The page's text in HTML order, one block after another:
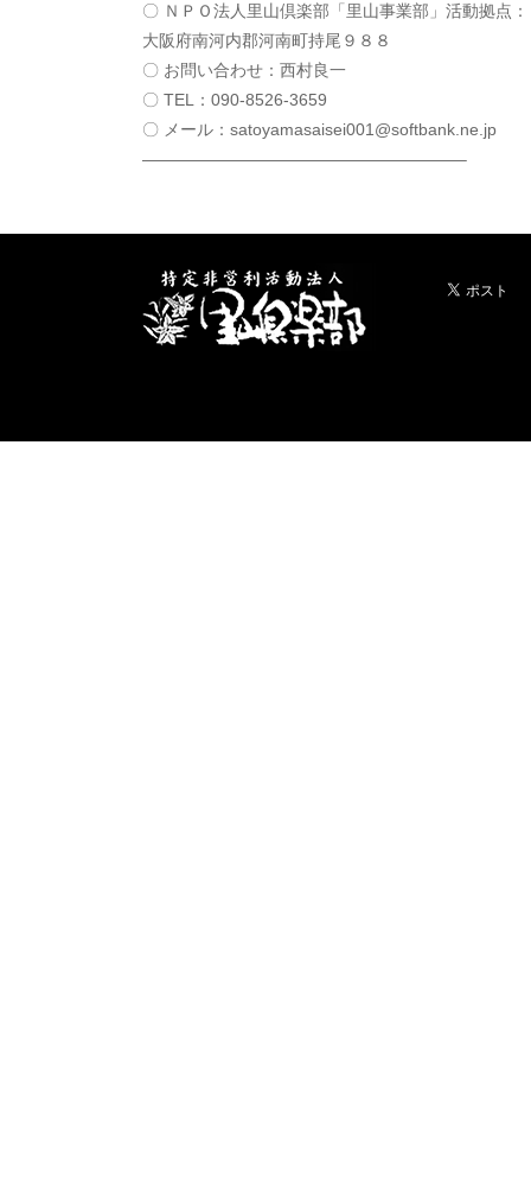
〇 ＮＰＯ法人里山倶楽部「里山事業部」活動拠点：
大阪府南河内郡河南町持尾９８８
〇 お問い合わせ：西村良一
〇 TEL：090-8526-3659
〇 メール：satoyamasaisei001@softbank.ne.jp
———————————————————–